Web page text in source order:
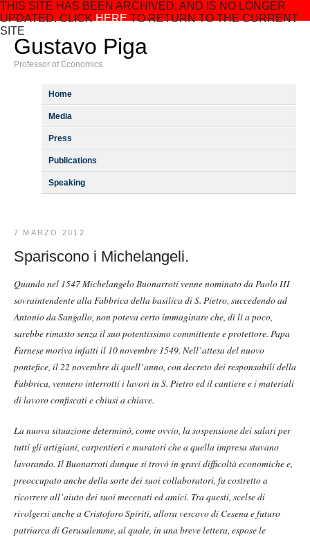
THIS SITE HAS BEEN ARCHIVED, AND IS NO LONGER
UPDATED. CLICKHERETO RETURN TO THE CURRENT
SITE
Gustavo Piga
Professor of Economics
Home
Media
Press
Publications
Speaking
7 MARZO 2012
Spariscono i Michelangeli.
Quando nel 1547 Michelangelo Buonarroti venne nominato da Paolo III
sovraintendente alla Fabbrica della basilica di S. Pietro, succedendo ad
Antonio da Sangallo, non poteva certo immaginare che, di lì a poco,
sarebbe rimasto senza il suo potentissimo committente e protettore. Papa
Farnese moriva infatti il 10 novembre 1549. Nell’attesa del nuovo
pontefice, il 22 novembre di quell’anno, con decreto dei responsabili della
Fabbrica, vennero interrotti i lavori in S. Pietro ed il cantiere e i materiali
di lavoro confiscati e chiusi a chiave.
La nuova situazione determinò, come ovvio, la sospensione dei salari per
tutti gli artigiani, carpentieri e muratori che a quella impresa stavano
lavorando. Il Buonarroti dunque si trovò in gravi difficoltà economiche e,
preoccupato anche della sorte dei suoi collaboratori, fu costretto a
ricorrere all’aiuto dei suoi mecenati ed amici. Tra questi, scelse di
rivolgersi anche a Cristoforo Spiriti, allora vescovo di Cesena e futuro
patriarca di Gerusalemme, al quale, in una breve lettera, espose le